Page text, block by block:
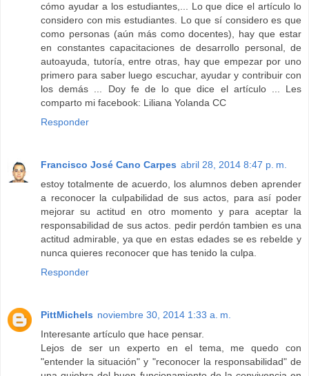
cómo ayudar a los estudiantes,... Lo que dice el artículo lo
considero con mis estudiantes. Lo que sí considero es que
como personas (aún más como docentes), hay que estar
en constantes capacitaciones de desarrollo personal, de
autoayuda, tutoría, entre otras, hay que empezar por uno
primero para saber luego escuchar, ayudar y contribuir con
los demás ... Doy fe de lo que dice el artículo ... Les
comparto mi facebook: Liliana Yolanda CC
Responder
Francisco José Cano Carpes abril 28, 2014 8:47 p. m.
estoy totalmente de acuerdo, los alumnos deben aprender
a reconocer la culpabilidad de sus actos, para así poder
mejorar su actitud en otro momento y para aceptar la
responsabilidad de sus actos. pedir perdón tambien es una
actitud admirable, ya que en estas edades se es rebelde y
nunca quieres reconocer que has tenido la culpa.
Responder
PittMichels noviembre 30, 2014 1:33 a. m.
Interesante artículo que hace pensar.
Lejos de ser un experto en el tema, me quedo con
"entender la situación" y "reconocer la responsabilidad" de